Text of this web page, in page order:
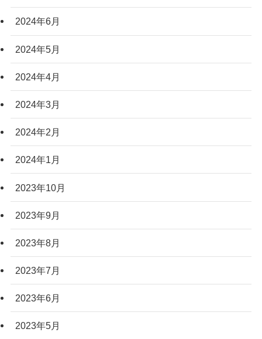
2024年6月
2024年5月
2024年4月
2024年3月
2024年2月
2024年1月
2023年10月
2023年9月
2023年8月
2023年7月
2023年6月
2023年5月